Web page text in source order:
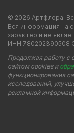
© 2026 Артфлора.
Вся информация на
характер и не
ИНН 780202390508
Продолжая работу с
сайтом cookies и
функционирования
исследований,
рекламной